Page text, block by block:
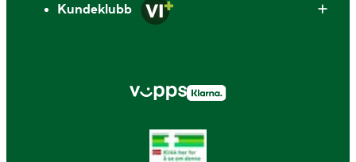
Kundeklubb